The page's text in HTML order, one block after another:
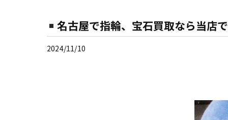
名古屋で指輪、宝石買取なら当店
2024/11/10